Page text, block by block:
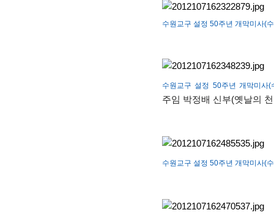
수원교구 설정 50주년 개막미사(
수원교구 설정 50주년 개막미사
주임 박정배 신부(옛날의
수원교구 설정 50주년 개막미사(